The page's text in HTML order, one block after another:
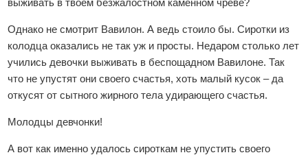
выживать в твоем безжалостном каменном чреве?
Однако не смотрит Вавилон. А ведь стоило бы. Сиротки из
колодца оказались не так уж и просты. Недаром столько лет
учились девочки выживать в беспощадном Вавилоне. Так
что не упустят они своего счастья, хоть малый кусок – да
откусят от сытного жирного тела удирающего счастья.
Молодцы девчонки!
А вот как именно удалось сироткам не упустить своего